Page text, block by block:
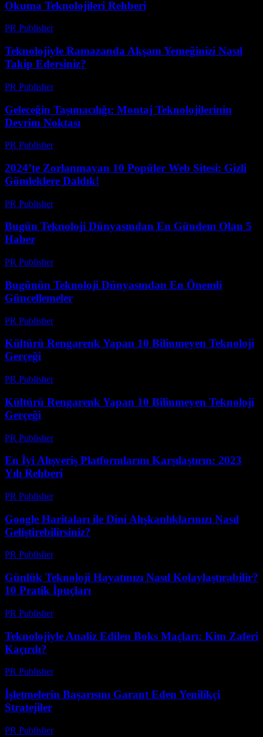
Okuma Teknolojileri Rehberi
PR Publisher-
Teknolojiyle Ramazanda Akşam Yemeğinizi Nasıl
Takip Edersiniz?
PR Publisher-
Geleceğin Taşımacılığı: Montaj Teknolojilerinin
Devrim Noktası
PR Publisher-
2024’te Zorlanmayan 10 Popüler Web Sitesi: Gizli
Gömleklere Daldık!
PR Publisher-
Bugün Teknoloji Dünyasından En Gündem Olan 5
Haber
PR Publisher-
Bugünün Teknoloji Dünyasından En Önemli
Güncellemeler
PR Publisher-
Kültürü Rengarenk Yapan 10 Bilinmeyen Teknoloji
Gerçeği
PR Publisher-
Kültürü Rengarenk Yapan 10 Bilinmeyen Teknoloji
Gerçeği
PR Publisher-
En İyi Alışveriş Platformlarını Karşılaştırın: 2023
Yılı Rehberi
PR Publisher-
Google Haritaları ile Dini Alışkanlıklarınızı Nasıl
Geliştirebilirsiniz?
PR Publisher-
Günlük Teknoloji Hayatınızı Nasıl Kolaylaştırabilir?
10 Pratik İpuçları
PR Publisher-
Teknolojiyle Analiz Edilen Boks Maçları: Kim Zaferi
Kaçırdı?
PR Publisher-
İşletmelerin Başarısını Garant Eden Yenilikçi
Stratejiler
PR Publisher-